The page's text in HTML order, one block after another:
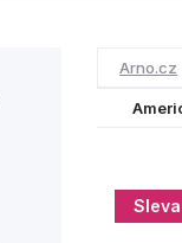
Arno.cz
Sleva